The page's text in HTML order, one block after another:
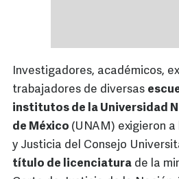
Investigadores, académicos,
trabajadores de diversas
institutos de la Universidad
de México (UNAM) exigieron
y Justicia del Consejo
título de licenciatura de la